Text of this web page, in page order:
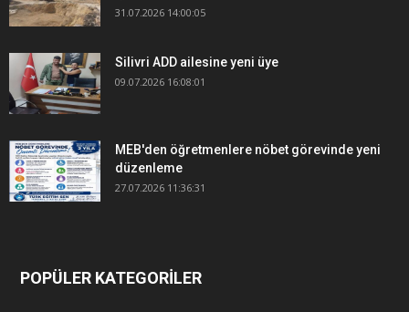
31.07.2026 14:00:05
Silivri ADD ailesine yeni üye
09.07.2026 16:08:01
MEB'den öğretmenlere nöbet görevinde yeni
düzenleme
27.07.2026 11:36:31
POPÜLER KATEGORİLER